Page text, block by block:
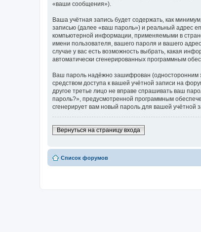
«ваши сообщения»).
Ваша учётная запись будет содержать, как
записью (далее «ваш пароль») и реальный адрес
компьютерной информации, применяемыми в
имени пользователя, вашего пароля и вашего
случае у вас есть возможность выбрать, какая
автоматически сгенерированных программным
Ваш пароль надёжно зашифрован (односторонним
средством доступа к вашей учётной записи на
другое третье лицо не вправе спрашивать ваш
пароль?», предусмотренной программным
сгенерирует вам новый пароль для вашей учётной
Вернуться на страницу входа
Список форумов